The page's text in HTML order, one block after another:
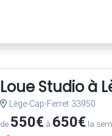
Loue Studio à
Lège-Cap-Ferret 33950
de 550€à 650€la